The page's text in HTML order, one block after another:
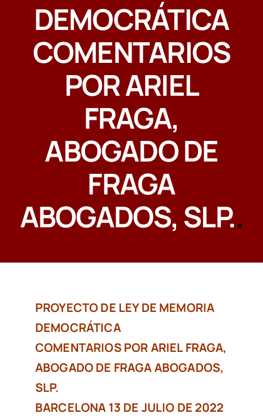
NOTICIAS
CONTACTAR
DEMOCRÁTICA
COMENTARIOS
POR ARIEL
FRAGA,
ABOGADO DE
FRAGA
ABOGADOS, SLP..
PROYECTO DE LEY DE MEMORIA
DEMOCRÁTICA
COMENTARIOS POR ARIEL FRAGA,
ABOGADO DE FRAGA ABOGADOS,
SLP.
BARCELONA 13 DE JULIO DE 2022